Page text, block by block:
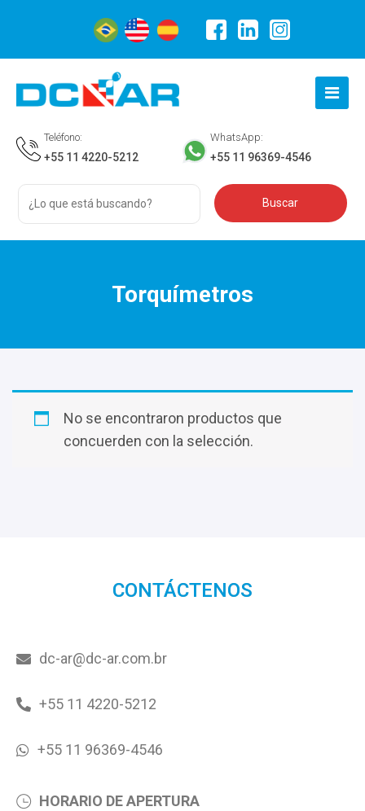
Teléfono:
+55 11 4220-5212
WhatsApp:
+55 11 96369-4546
Torquímetros
No se encontraron productos que
concuerden con la selección.
CONTÁCTENOS
dc-ar@dc-ar.com.br
+55 11 4220-5212
+55 11 96369-4546
HORARIO DE APERTURA